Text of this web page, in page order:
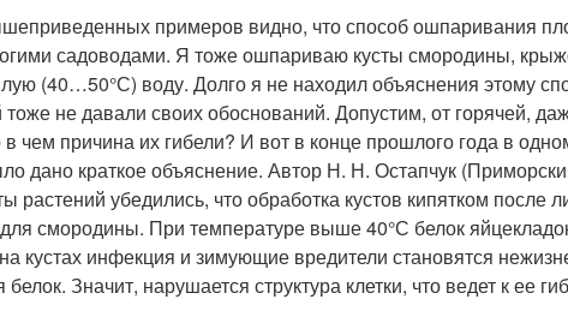
примеров видно, что способ ошпаривания
садоводами. Я тоже ошпариваю кусты смородины,
(40…50°С) воду. Долго я не находил объяснения этому
не давали своих обоснований. Допустим, от горячей,
чем причина их гибели? И вот в конце прошлого года в
дано краткое объяснение. Автор Н. Н. Остапчук
растений убедились, что обработка кустов кипятком после
смородины. При температуре выше 40°С белок
кустах инфекция и зимующие вредители становятся
белок. Значит, нарушается структура клетки, что ведет к ее